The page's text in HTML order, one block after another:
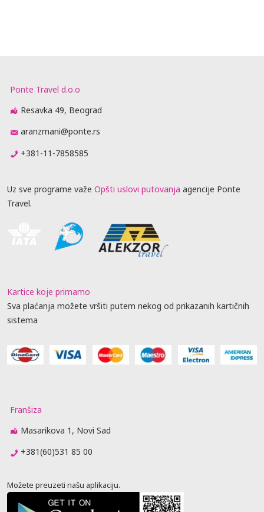
Ponte Travel d.o.o
Resavka 49, Beograd
aranzmani@ponte.rs
+381-11-7858585
Uz sve programe važe Opšti uslovi putovanja agencije Ponte
Travel.
Kartice koje primamo
Sva plaćanja možete vršiti putem nekog od prikazanih kartičnih
sistema
Franšiza
Masarikova 1, Novi Sad
+381(60)531 85 00
Možete preuzeti našu aplikaciju.